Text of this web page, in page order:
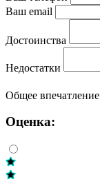
Ваш email
Достоинства
Недостатки
Общее впечатление
Оценка: